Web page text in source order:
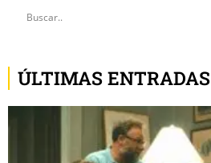
ÚLTIMAS ENTRADAS